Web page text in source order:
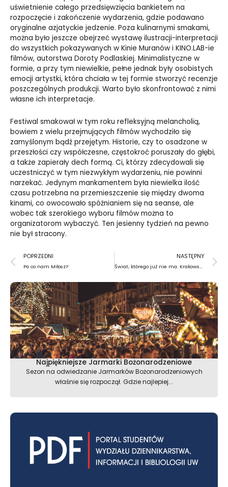
uświetnienie całego przedsięwzięcia bankietem na
rozpoczęcie i zakończenie wydarzenia, gdzie podawano
oryginalne azjatyckie jedzenie. Poza kulinarnymi smakami,
można było jeszcze obejrzeć wystawę ilustracji-interpretacji
do wszystkich pokazywanych w Kinie Muranów i KINO.LAB-ie
filmów, autorstwa Doroty Podlaskiej. Minimalistyczne w
formie, a przy tym niewielkie, pełne jednak były osobistych
emocji artystki, która chciała w tej formie stworzyć recenzje
poszczególnych produkcji. Warto było skonfrontować z nimi
własne ich interpretacje.
Festiwal smakował w tym roku refleksyjną melancholią,
bowiem z wielu przejmujących filmów wychodziło się
zamyślonym bądź przejętym. Historie, czy to osadzone w
przeszłości czy współczesne, częstokroć poruszały do głębi,
a także zapierały dech formą. Ci, którzy zdecydowali się
uczestniczyć w tym niezwykłym wydarzeniu, nie powinni
narzekać. Jedynym mankamentem była niewielka ilość
czasu potrzebna na przemieszczenie się między dwoma
kinami, co owocowało spóźnianiem się na seanse, ale
wobec tak szerokiego wyboru filmów można to
organizatorom wybaczyć. Ten jesienny tydzień na pewno
nie był stracony.
Prev
POPRZEDNI
Po co nam Miłosz?
NASTĘPNY
Świat, którego już nie ma. Krakowski Kazimierz – dzielnica żydowska
Najpiękniejsze Jarmarki Bożonarodzeniowe
Sezon na odwiedzanie Jarmarków Bożonarodzeniowych
właśnie się rozpoczął. Gdzie najlepiej...